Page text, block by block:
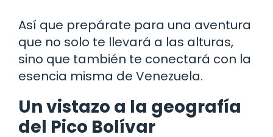
Así que prepárate para una aventura
que no solo te llevará a las alturas,
sino que también te conectará con la
esencia misma de Venezuela.
Un vistazo a la geografía
del Pico Bolívar